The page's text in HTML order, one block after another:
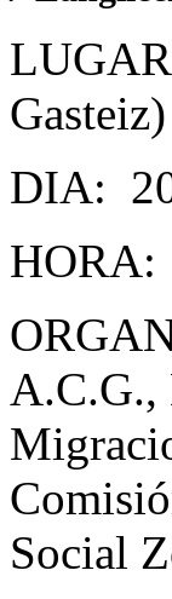
Gasteiz)
DIA:
HORA:
A.C.G.,
Social